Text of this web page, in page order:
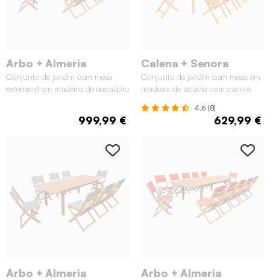
Arbo + Almeria
Conjunto de jardim com mesa
extensível em madeira de eucalipto
999,99 €
Calena + Senora
Conjunto de jardim com mesa em
madeira de acácia com cantos
Natural
4.6 (8)
629,99 €
Arbo + Almeria Arbo + Almeria